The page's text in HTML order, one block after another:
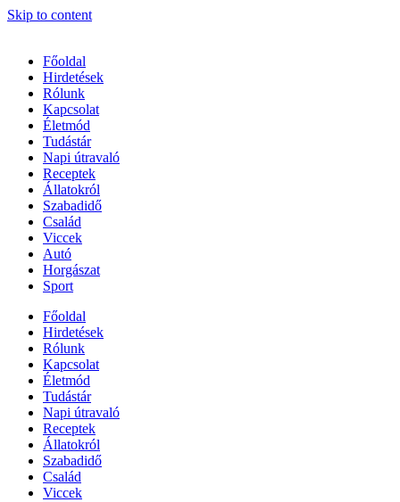
Skip to content
Főoldal
Hirdetések
Rólunk
Kapcsolat
Életmód
Tudástár
Napi útravaló
Receptek
Állatokról
Szabadidő
Család
Viccek
Autó
Horgászat
Sport
Főoldal
Hirdetések
Rólunk
Kapcsolat
Életmód
Tudástár
Napi útravaló
Receptek
Állatokról
Szabadidő
Család
Viccek